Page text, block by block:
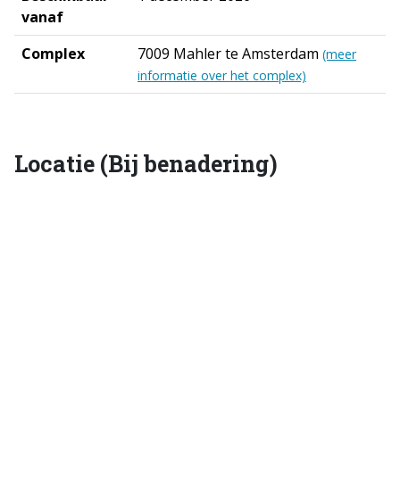
vanaf
Complex 7009 Mahler te Amsterdam (meer
informatie over het complex)
Locatie (Bij benadering)